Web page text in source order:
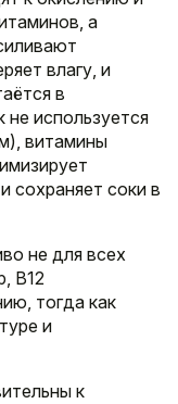
а
влагу, и
в
используется
витамины
сохраняет соки в
не для всех
B12
тогда как
и
к